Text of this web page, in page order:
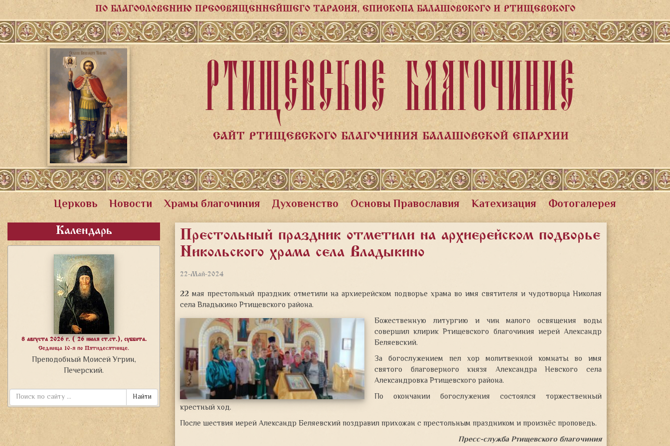
ПО БЛАГОСЛОВЕНИЮ ПРЕОСВЯЩЕННЕЙШЕГО ТАРАСИЯ, ЕПИСКОПА БАЛАШОВСКОГО И РТИЩЕВСКОГО
РТИЩЕВСКОЕ БЛАГОЧИНИЕ
САЙТ РТИЩЕВСКОГО БЛАГОЧИНИЯ БАЛАШОВСКОЙ ЕПАРХИИ
Церковь Новости Храмы благочиния Духовенство Основы Православия Катехизация Фотогалерея
Календарь
8 августа 2026 г. ( 26 июля ст.ст.), суббота.
Седмица 10-я по Пятидесятнице.
Преподобный Моисей Угрин,
Печерский.
Найти
Престольный праздник отметили на архиерейском подворье
Никольского храма села Владыкино
22-Май-2024
22 мая престольный праздник отметили на архиерейском подворье храма во имя святителя и чудотворца Николая
села Владыкино Ртищевского района.
Божественную литургию и чин малого освящения воды
совершил клирик Ртищевского благочиния иерей Александр
Беляевский.
За богослужением пел хор молитвенной комнаты во имя
святого благоверного князя Александра Невского села
Александровка Ртищевского района.
По окончании богослужения состоялся торжественный
крестный ход.
После шествия иерей Александр Беляевский поздравил прихожан с престольным праздником и произнёс проповедь.
Пресс-служба Ртищевского благочиния